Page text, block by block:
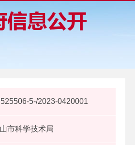
5-/2023-0420001
市科学技术局